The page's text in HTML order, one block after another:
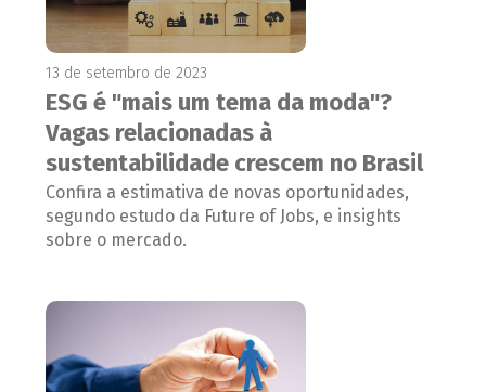
13 de setembro de 2023
ESG é "mais um tema da moda"?
Vagas relacionadas à
sustentabilidade crescem no Brasil
Confira a estimativa de novas oportunidades,
segundo estudo da Future of Jobs, e insights
sobre o mercado.